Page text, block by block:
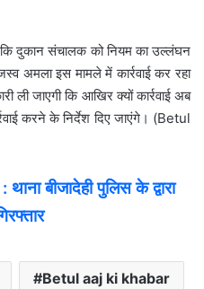
कि दुकान संचालक को नियम का उल्लंघन
अमला इस मामले में कार्रवाई कर रहा
जाएगी कि आखिर क्यों कार्रवाई अब
करने के निर्देश दिए जाएंगे। (Betul
बीजादेही पुलिस के द्वारा
Betul aaj ki khabar